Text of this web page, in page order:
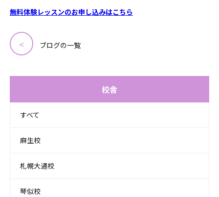
無料体験レッスンのお申し込みはこちら
ブログの一覧
校舎
すべて
麻生校
札幌大通校
琴似校